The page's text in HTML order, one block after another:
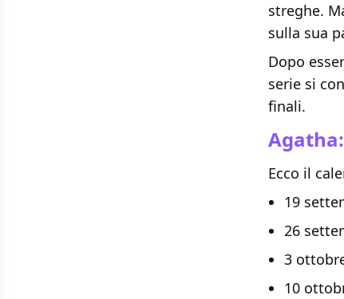
streghe.
sulla sua
Dopo
serie si
finali.
Ecco il
19
26
3
10